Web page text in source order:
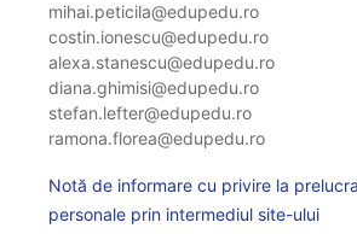
mihai.peticila@edupedu.ro
costin.ionescu@edupedu.ro
alexa.stanescu@edupedu.ro
diana.ghimisi@edupedu.ro
stefan.lefter@edupedu.ro
ramona.florea@edupedu.ro
Notă de informare cu privire la
personale prin intermediul site-ului